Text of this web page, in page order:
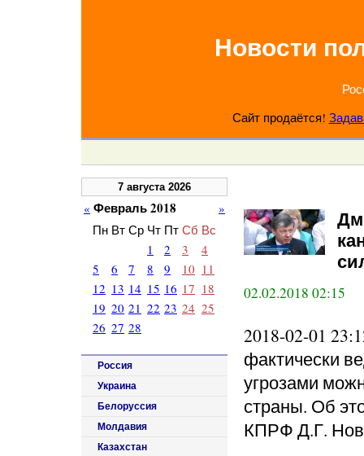
Новости
Сайт продаётся!
02.02.2018 02:15
2018-02-01
фактически
угрозами
страны. Об
КПРФ Д.Г.
7 августа 2026
« Февраль 2018
»
Пн Вт Ср Чт Пт Сб Вс
1
2 3
4
5
6 7 8 9 10 11
12 13 14 15 16 17 18
19 20 21 22 23 24 25
26 27 28
Россия
Украина
Белоруссия
Молдавия
Казахстан